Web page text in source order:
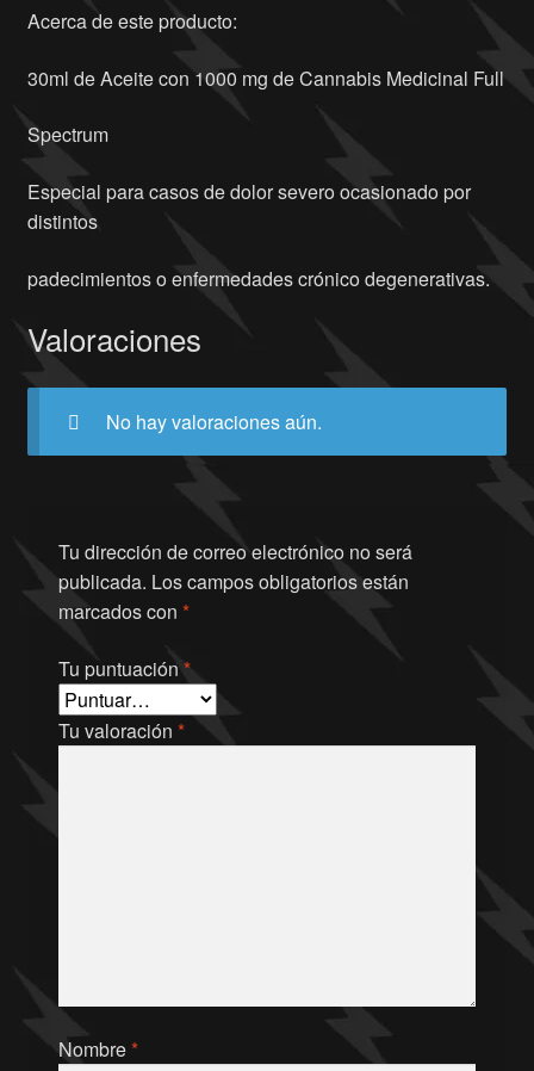
Acerca de este producto:
30ml de Aceite con 1000 mg de Cannabis Medicinal Full
Spectrum
Especial para casos de dolor severo ocasionado por
distintos
padecimientos o enfermedades crónico degenerativas.
Valoraciones
No hay valoraciones aún.
Tu dirección de correo electrónico no será
publicada. Los campos obligatorios están
marcados con *
Tu puntuación*
Tu valoración *
Nombre*